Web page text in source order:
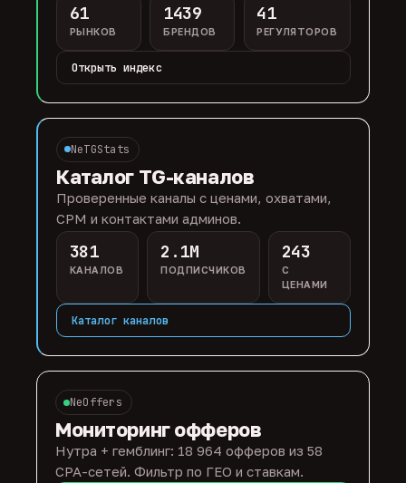
61
РЫНКОВ
1439
БРЕНДОВ
41
РЕГУЛЯТОРОВ
Открыть индекс
NeTGStats
Каталог TG-каналов
Проверенные каналы с ценами, охватами,
CPM и контактами админов.
381
КАНАЛОВ
2.1M
ПОДПИСЧИКОВ
243
С
ЦЕНАМИ
Каталог каналов
NeOffers
Мониторинг офферов
Нутра + гемблинг: 18 964 офферов из 58
CPA-сетей. Фильтр по ГЕО и ставкам.